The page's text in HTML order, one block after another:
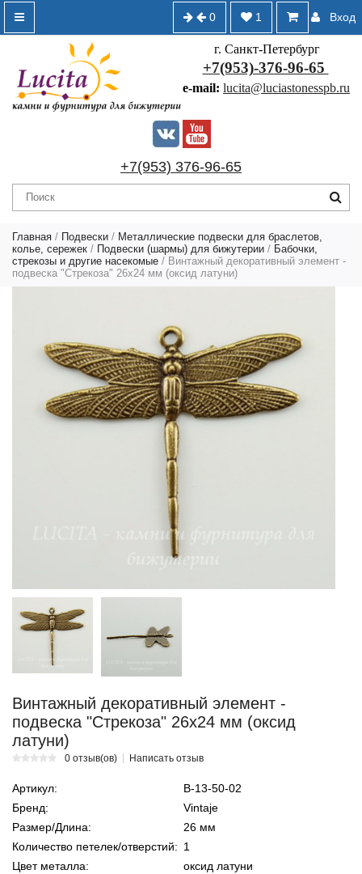
Вход
1
0
г. Санкт-Петербург
+7(953)-376-96-65
e-mail: lucita@luciastonesspb.ru
+7(953) 376-96-65
Главная / Подвески / Металлические подвески для браслетов,
колье, сережек / Подвески (шармы) для бижутерии / Бабочки,
стрекозы и другие насекомые / Винтажный декоративный элемент -
подвеска "Стрекоза" 26х24 мм (оксид латуни)
Винтажный декоративный элемент -
подвеска "Стрекоза" 26х24 мм (оксид
латуни)
0 отзыв(ов) Написать отзыв
Артикул:
В-13-50-02
Бренд:
Vintaje
Размер/Длина:
26 мм
Количество петелек/отверстий: 1
Цвет металла:
оксид латуни